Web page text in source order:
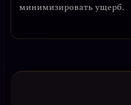
минимизировать ущерб.